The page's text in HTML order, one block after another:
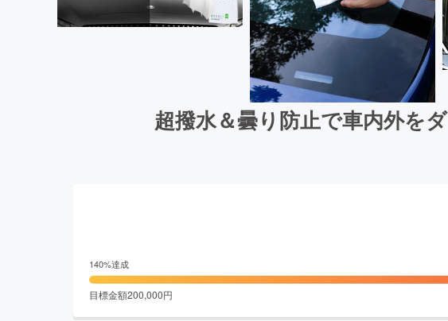
超撥水＆曇り防止で車内外を
140%達成
目標金額200,000円